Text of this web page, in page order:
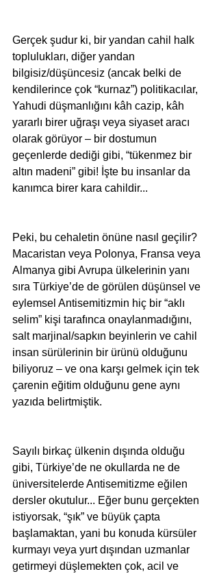
Gerçek şudur ki, bir yandan cahil halk
toplulukları, diğer yandan
bilgisiz/düşüncesiz (ancak belki de
kendilerince çok “kurnaz”) politikacılar,
Yahudi düşmanlığını kâh cazip, kâh
yararlı birer uğraşı veya siyaset aracı
olarak görüyor – bir dostumun
geçenlerde dediği gibi, “tükenmez bir
altın madeni” gibi! İşte bu insanlar da
kanımca birer kara cahildir...
Peki, bu cehaletin önüne nasıl geçilir?
Macaristan veya Polonya, Fransa veya
Almanya gibi Avrupa ülkelerinin yanı
sıra Türkiye’de de görülen düşünsel ve
eylemsel Antisemitizmin hiç bir “aklı
selim” kişi tarafınca onaylanmadığını,
salt marjinal/sapkın beyinlerin ve cahil
insan sürülerinin bir ürünü olduğunu
biliyoruz – ve ona karşı gelmek için tek
çarenin eğitim olduğunu gene aynı
yazıda belirtmiştik.
Sayılı birkaç ülkenin dışında olduğu
gibi, Türkiye’de ne okullarda ne de
üniversitelerde Antisemitizme eğilen
dersler okutulur... Eğer bunu gerçekten
istiyorsak, “şık” ve büyük çapta
başlamaktan, yani bu konuda kürsüler
kurmayı veya yurt dışından uzmanlar
getirmeyi düşlemekten çok, acil ve